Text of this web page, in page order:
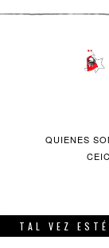
QUIENES
TAL VEZ